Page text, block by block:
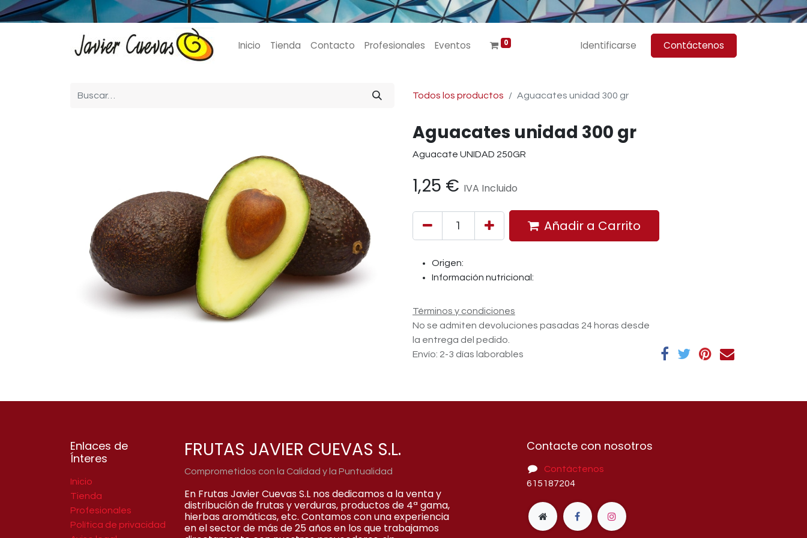
Inicio Tienda Contacto Profesionales Eventos 0 Identificarse Contáctenos
Todos los productos Aguacates unidad 300 gr
Aguacates unidad 300 gr
Aguacate UNIDAD 250GR
1,25 € IVA Incluido
Añadir a Carrito
Origen:
Información nutricional:
Términos y condiciones
No se admiten devoluciones pasadas 24 horas desde
la entrega del pedido.
Envío: 2-3 días laborables
Enlaces de
Ínteres
Inicio
Tienda
Profesionales
Política de privacidad
FRUTAS JAVIER CUEVAS S.L.
Comprometidos con la Calidad y la Puntualidad
En Frutas Javier Cuevas S.L nos dedicamos a la venta y
distribución de frutas y verduras, productos de 4ª gama,
hierbas aromáticas, etc. Contamos con una experiencia
en el sector de más de 25 años en los que trabajamos
Contacte con nosotros
Contáctenos
615187204​